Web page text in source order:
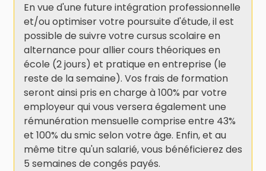
En vue d'une future intégration professionnelle
et/ou optimiser votre poursuite d'étude, il est
possible de suivre votre cursus scolaire en
alternance pour allier cours théoriques en
école (2 jours) et pratique en entreprise (le
reste de la semaine). Vos frais de formation
seront ainsi pris en charge à 100% par votre
employeur qui vous versera également une
rémunération mensuelle comprise entre 43%
et 100% du smic selon votre âge. Enfin, et au
même titre qu'un salarié, vous bénéficierez des
5 semaines de congés payés.